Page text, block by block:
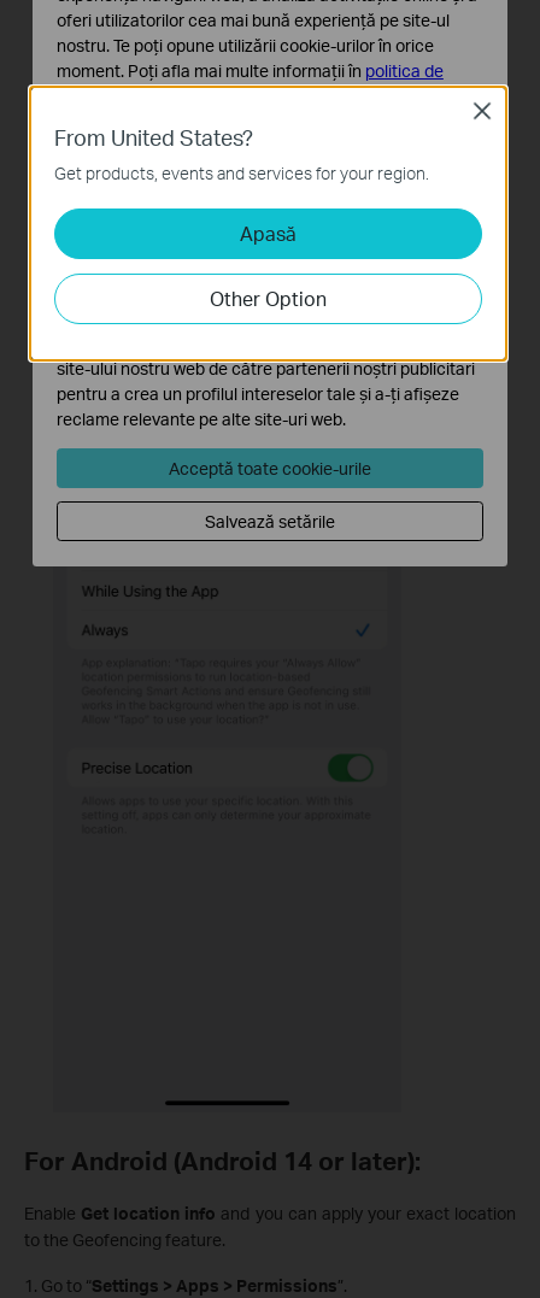
For Android (Android 14 or later):
Enable Get location info and you can apply your exact location
to the Geofencing feature.
1. Go to “Settings > Apps > Permissions”.
From United States?
Get products, events and services for your region.
Apasă
Other Option
Close
oferi utilizatorilor cea mai bună experiență pe site-ul
nostru. Te poți opune utilizării cookie-urilor în orice
moment. Poți afla mai multe informații în politica de
Cookie-uri de bază
Aceste cookie-uri sunt necesare pentru funcționarea
site-ului web și nu pot fi dezactivate în sistemele tale
Cookie-uri de analiză și marketing
Cookie-urile de analiză ne permit să analizăm activitățile
tale de pe site-ul nostru web a îmbunătăți și ajusta
funcționalitatea site-ului.
site-ului nostru web de către partenerii noștri publicitari
pentru a crea un profilul intereselor tale și a-ți afișeze
reclame relevante pe alte site-uri web.
Acceptă toate cookie-urile
Salvează setările